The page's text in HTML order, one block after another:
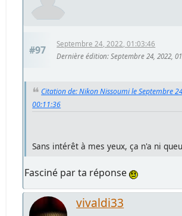
#97
Septembre 24, 2022, 01:03:46
Dernière édition: Septembre 24, 2022,
Citation de: Nikon Nissoumi le Septembre
00:11:36
Sans intérêt à mes yeux, ça n'a ni
Fasciné par ta réponse
vivaldi33